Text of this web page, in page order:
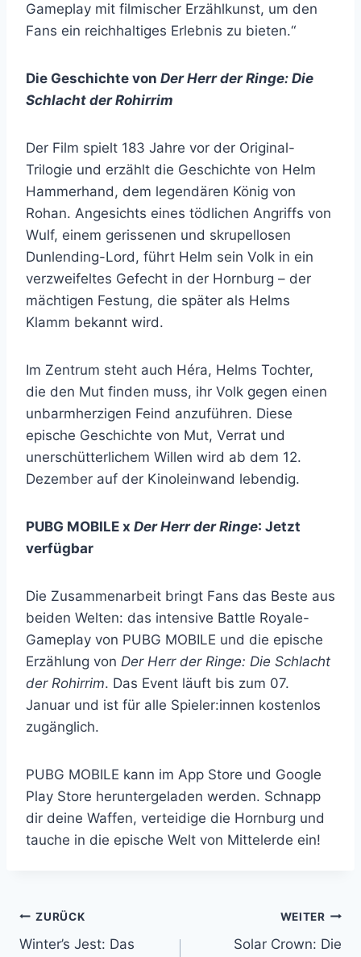
Gameplay mit filmischer Erzählkunst, um den
Fans ein reichhaltiges Erlebnis zu bieten.“
Die Geschichte von Der Herr der Ringe: Die
Schlacht der Rohirrim
Der Film spielt 183 Jahre vor der Original-
Trilogie und erzählt die Geschichte von Helm
Hammerhand, dem legendären König von
Rohan. Angesichts eines tödlichen Angriffs von
Wulf, einem gerissenen und skrupellosen
Dunlending-Lord, führt Helm sein Volk in ein
verzweifeltes Gefecht in der Hornburg – der
mächtigen Festung, die später als Helms
Klamm bekannt wird.
Im Zentrum steht auch Héra, Helms Tochter,
die den Mut finden muss, ihr Volk gegen einen
unbarmherzigen Feind anzuführen. Diese
epische Geschichte von Mut, Verrat und
unerschütterlichem Willen wird ab dem 12.
Dezember auf der Kinoleinwand lebendig.
PUBG MOBILE x Der Herr der Ringe: Jetzt
verfügbar
Die Zusammenarbeit bringt Fans das Beste aus
beiden Welten: das intensive Battle Royale-
Gameplay von PUBG MOBILE und die epische
Erzählung von Der Herr der Ringe: Die Schlacht
der Rohirrim. Das Event läuft bis zum 07.
Januar und ist für alle Spieler:innen kostenlos
zugänglich.
PUBG MOBILE kann im App Store und Google
Play Store heruntergeladen werden. Schnapp
dir deine Waffen, verteidige die Hornburg und
tauche in die epische Welt von Mittelerde ein!
Beitragsnavigation
ZURÜCK
Winter’s Jest: Das
WEITER
Solar Crown: Die